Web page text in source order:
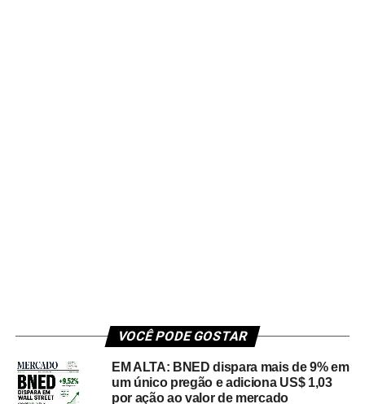
VOCÊ PODE GOSTAR
EM ALTA: BNED dispara mais de 9% em
um único pregão e adiciona US$ 1,03
por ação ao valor de mercado